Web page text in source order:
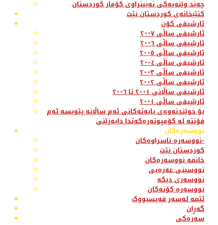
چەند وێنەیەکی نەبینراوی کۆمار کوردستان
کتێبخانەی کوردستان نێت
ئارشیفی کۆن
ئارشیفی ساڵی ٢٠٠٧
ئارشیفی ساڵی ٢٠٠٦
ئارشیفی ساڵی ٢٠٠٥
ئارشیفی ساڵی ٢٠٠٤
ئارشیفی ساڵی ٢٠٠٣
ئارشیفی ساڵی ٢٠٠٢
ئارشیفی ساڵانی ٢٠٠١ تا ٢٠٠٦
ئارشیفی ساڵی ٢٠٠١
بۆ خوێندنەوەی بابەتەکانی ئەم ساڵانە پێویسە ئەم
فۆنتە لە کۆمپوتەرەکەتدا دابەزێنی
نووسەرەکان
نووسەرە ناسراوەکان-
کوردستان نێت
خانمە نووسەرەکان
نووسینی عەرەبی
نووسەری دیکە
نووسەرە کۆنەکان
ئێمە لەسەر فەیسبووک
گەڕان
سەرەکی